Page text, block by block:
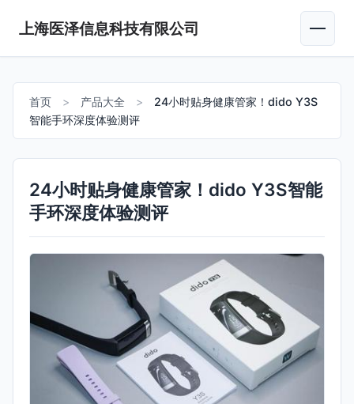
上海医泽信息科技有限公司
首页 > 产品大全 >
24小时贴身健康管家！dido Y3S
智能手环深度体验测评
24小时贴身健康管家！dido Y3S智能
手环深度体验测评